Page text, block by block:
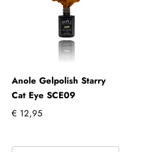
Anole Gelpolish Starry
Cat Eye SCE09
€ 12,95